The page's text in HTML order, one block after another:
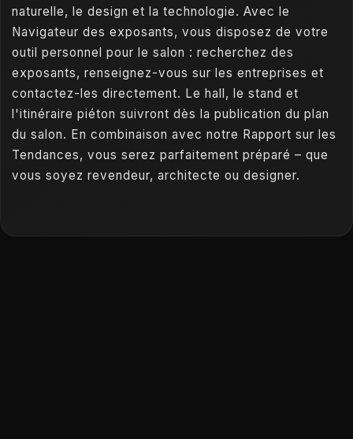
naturelle, le design et la technologie. Avec le
Navigateur des exposants, vous disposez de votre
outil personnel pour le salon : recherchez des
exposants, renseignez-vous sur les entreprises et
contactez-les directement. Le hall, le stand et
l'itinéraire piéton suivront dès la publication du plan
du salon. En combinaison avec notre Rapport sur les
Tendances, vous serez parfaitement préparé – que
vous soyez revendeur, architecte ou designer.